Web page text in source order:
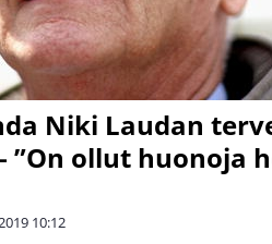
Niki Laudan
”On ollut huonoja
10:12